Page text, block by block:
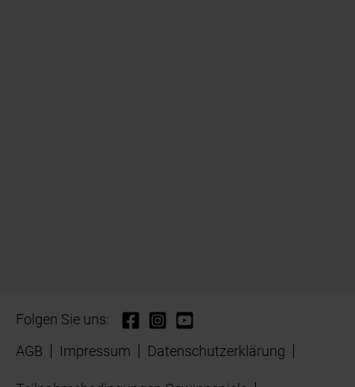
Folgen Sie uns:
AGB
Impressum Datenschutzerklärung